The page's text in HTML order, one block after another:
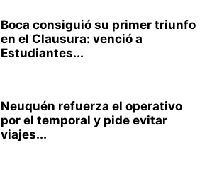
Boca consiguió su primer triunfo
en el Clausura: venció a
Estudiantes...
Neuquén refuerza el operativo
por el temporal y pide evitar
viajes...